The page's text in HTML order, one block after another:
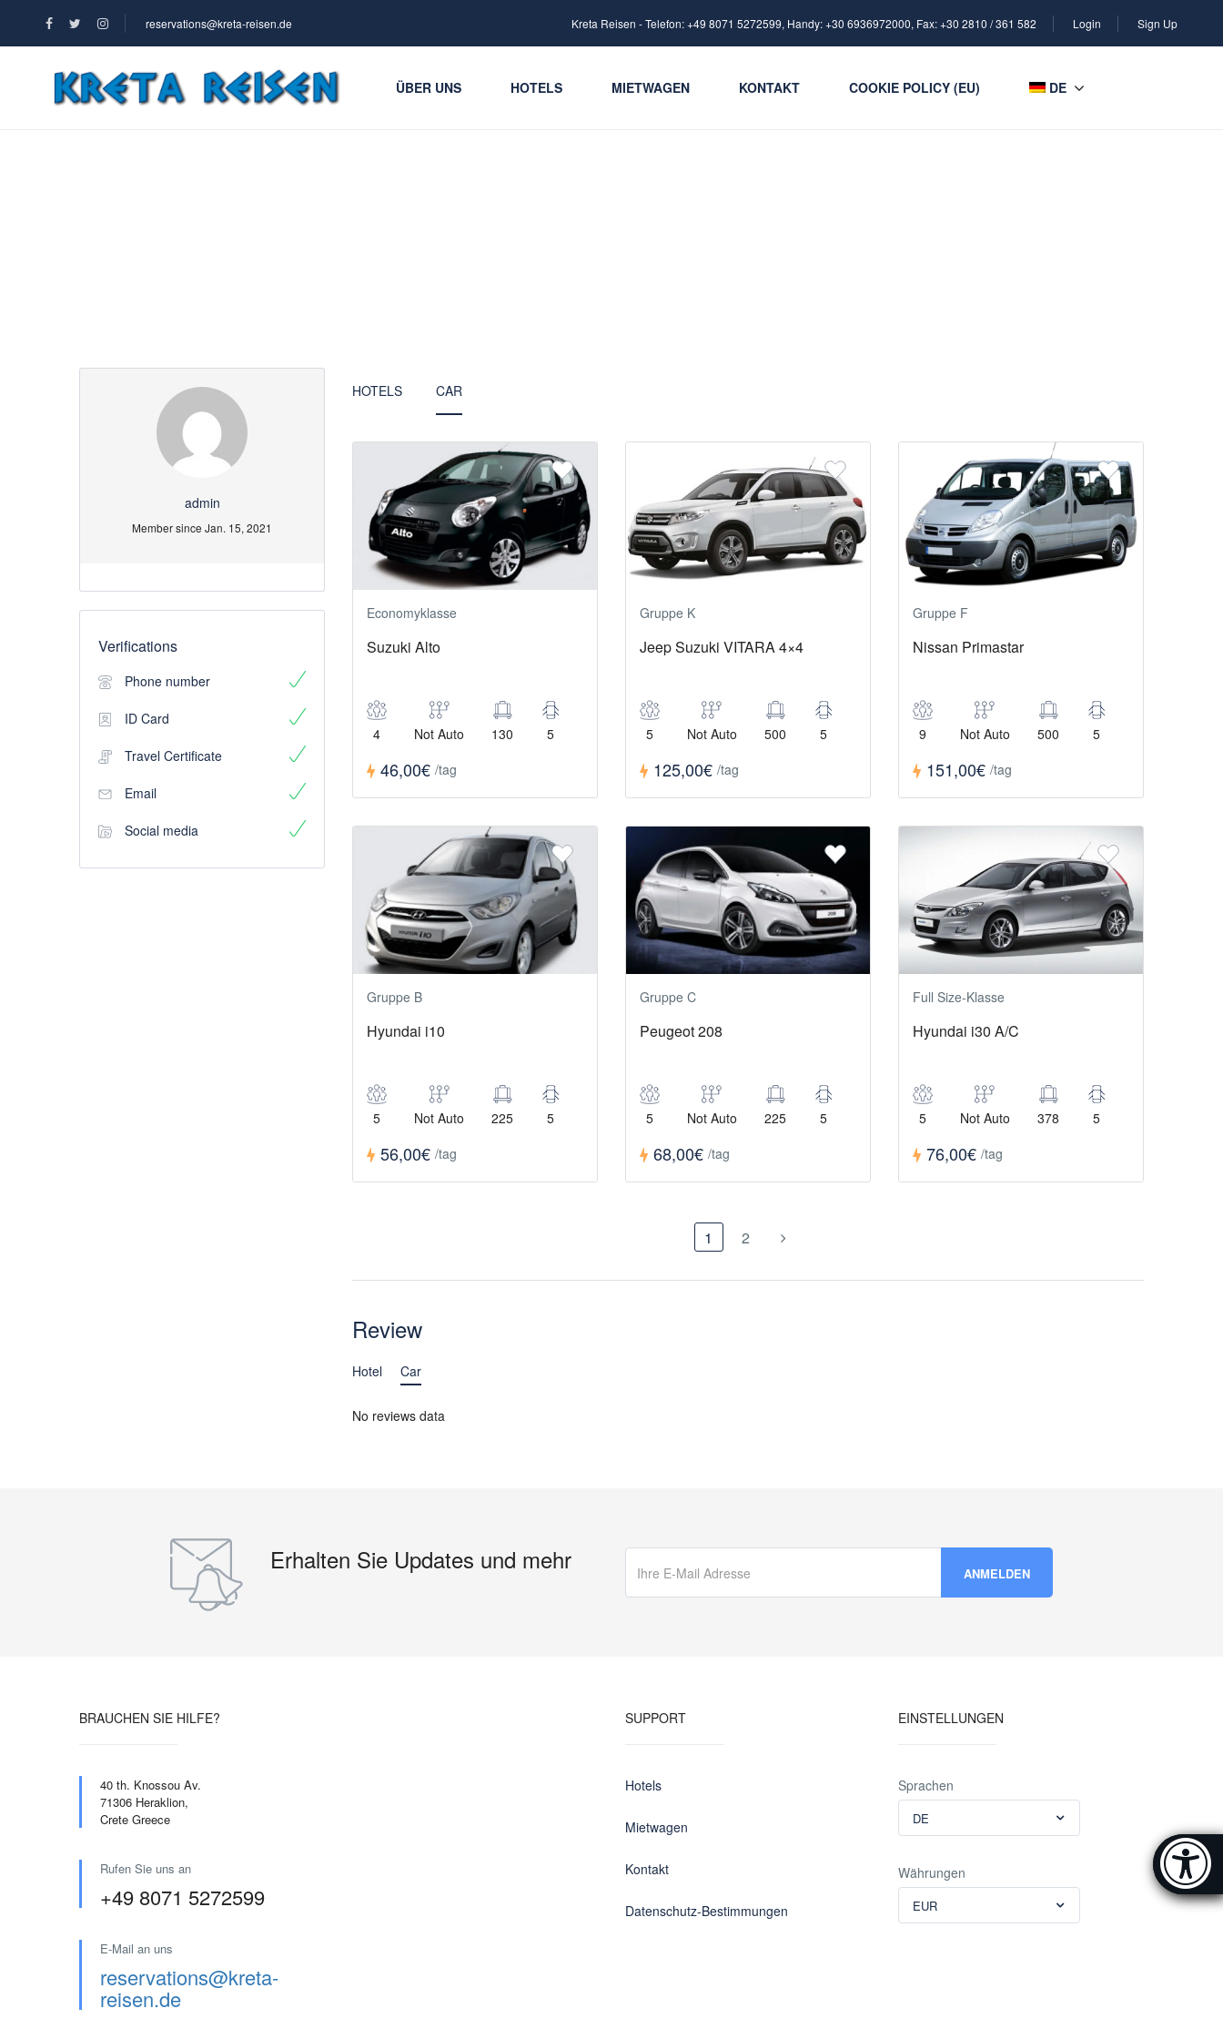
reservations@kreta-reisen.de Kreta Reisen - Telefon: +49 8071 5272599, Handy: +30 6936972000, Fax: +30 2810 / 361 582 Login Sign Up
ÜBER UNS HOTELS MIETWAGEN KONTAKT COOKIE POLICY (EU) DE
admin
Member since Jan. 15, 2021
Verifications
Phone number
ID Card
Travel Certificate
Email
Social media
HOTELS CAR
Economyklasse
Suzuki Alto
4 Not Auto 130 5
46,00€ /tag
Gruppe K
Jeep Suzuki VITARA 4×4
5 Not Auto 500 5
125,00€ /tag
Gruppe F
Nissan Primastar
9 Not Auto 500 5
151,00€ /tag
Gruppe B
Hyundai i10
5 Not Auto 225 5
56,00€ /tag
Gruppe C
Peugeot 208
5 Not Auto 225 5
68,00€ /tag
Full Size-Klasse
Hyundai i30 A/C
5 Not Auto 378 5
76,00€ /tag
1 2
Review
Hotel Car
No reviews data
Erhalten Sie Updates und mehr
BRAUCHEN SIE HILFE?
40 th. Knossou Av.
71306 Heraklion,
Crete Greece
Rufen Sie uns an
+49 8071 5272599
E-Mail an uns
reservations@kreta-
reisen.de
SUPPORT
Hotels
Mietwagen
Kontakt
Datenschutz-Bestimmungen
EINSTELLUNGEN
Sprachen
DE
Währungen
EUR